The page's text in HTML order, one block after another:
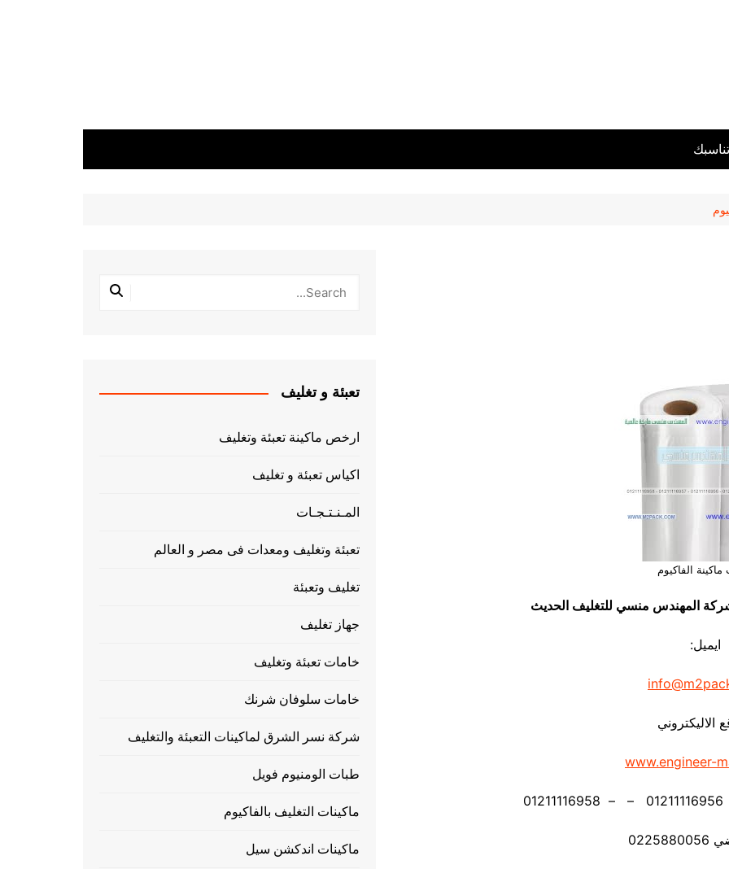
الفاكيوم
شركة المهندس منسي للتغليف الحديث
ايميل:
الاليكتروني
www.engineer-
تعبئة و تغليف
ارخص ماكينة تعبئة وتغليف
اكياس تعبئة و تغليف
المـنـتـجـات
تعبئة وتغليف ومعدات فى مصر و العالم
تغليف وتعبئة
جهاز تغليف
خامات تعبئة وتغليف
خامات سلوفان شرنك
شركة نسر الشرق لماكينات التعبئة والتغليف
طبات الومنيوم فويل
ماكينات التغليف بالفاكيوم
ماكينات اندكشن سيل